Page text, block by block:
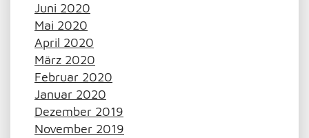
Juni 2020
Mai 2020
April 2020
März 2020
Februar 2020
Januar 2020
Dezember 2019
November 2019